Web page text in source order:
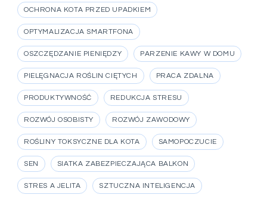
OCHRONA KOTA PRZED UPADKIEM
OPTYMALIZACJA SMARTFONA
OSZCZĘDZANIE PIENIĘDZY PARZENIE KAWY W DOMU
PIELĘGNACJA ROŚLIN CIĘTYCH PRACA ZDALNA
PRODUKTYWNOŚĆ REDUKCJA STRESU
ROZWÓJ OSOBISTY ROZWÓJ ZAWODOWY
ROŚLINY TOKSYCZNE DLA KOTA SAMOPOCZUCIE
SEN SIATKA ZABEZPIECZAJĄCA BALKON
STRES A JELITA SZTUCZNA INTELIGENCJA